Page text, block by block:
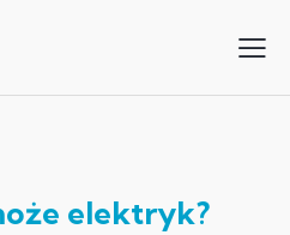
elektryk?